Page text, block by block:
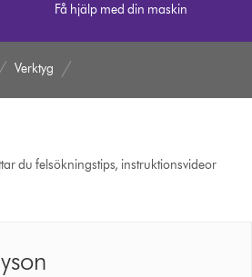
Få hjälp med din maskin
Verktyg
du felsökningstips, instruktionsvideor